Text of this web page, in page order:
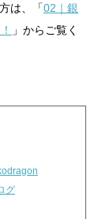
は、「02｜銀
」からご覧く
グ